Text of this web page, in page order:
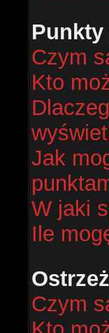
Punkty
Czym
Kto
Jak
W jaki
Ile
Czym